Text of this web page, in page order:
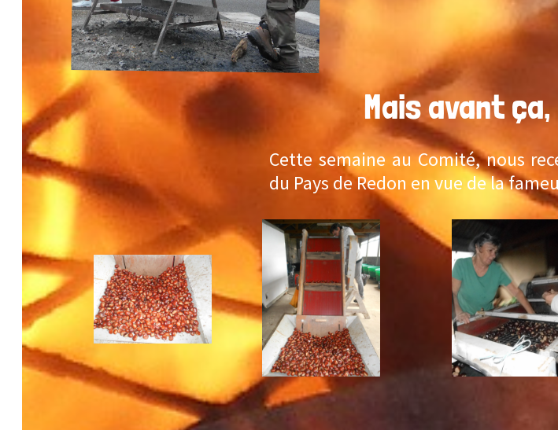
Mais avant ça,
Cette semaine au Comité, nous
du Pays de Redon en vue de la